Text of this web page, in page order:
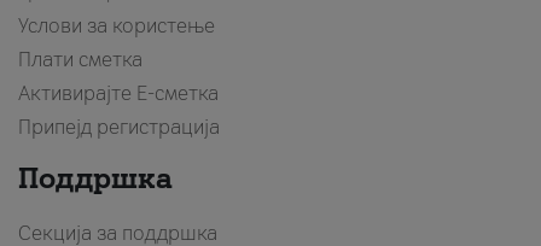
Услови за користење
Плати сметка
Активирајте Е-сметка
Припејд регистрација
Поддршка
Секција за поддршка